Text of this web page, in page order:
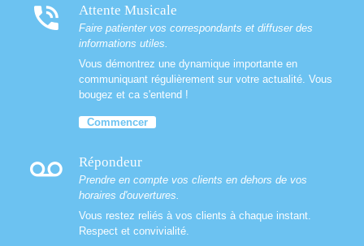
phone_in_talk Attente Musicale
Faire patienter vos correspondants et diffuser des
informations utiles.
Vous démontrez une dynamique importante en
communiquant régulièrement sur votre actualité. Vous
bougez et ca s'entend !
Commencer
voicemail Répondeur
Prendre en compte vos clients en dehors de vos
horaires d'ouvertures.
Vous restez reliés à vos clients à chaque instant.
Respect et convivialité.